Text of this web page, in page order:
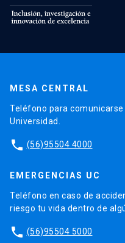
MESA CENTRAL
Teléfono para
Universidad.
phone (56)95504 4000
EMERGENCIAS UC
Teléfono en caso de
riesgo tu vida dentro de
phone (56)95504 5000